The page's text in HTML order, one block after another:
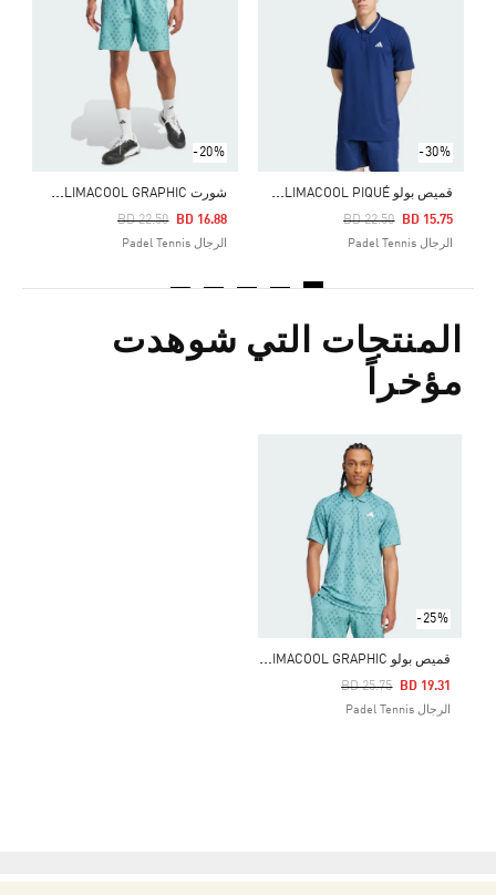
-30%
ق
ميص بولو CLUB TENNIS CLIMACOOL PIQUÉ
Price Reduced From
BD 22.50
To BD 15.75
الرجال Padel Tennis
-20%
ش
ورت CLUB TENNIS CLIMACOOL GRAPHIC
Price Reduced From
BD 22.50
To BD 16.88
الرجال Padel Tennis
Price Reduced From
To
المنتجات التي شوهدت
مؤخراً
-25%
ق
ميص بولو CLUB TENNIS CLIMACOOL GRAPHIC
Price Reduced From
BD 25.75
To BD 19.31
الرجال Padel Tennis